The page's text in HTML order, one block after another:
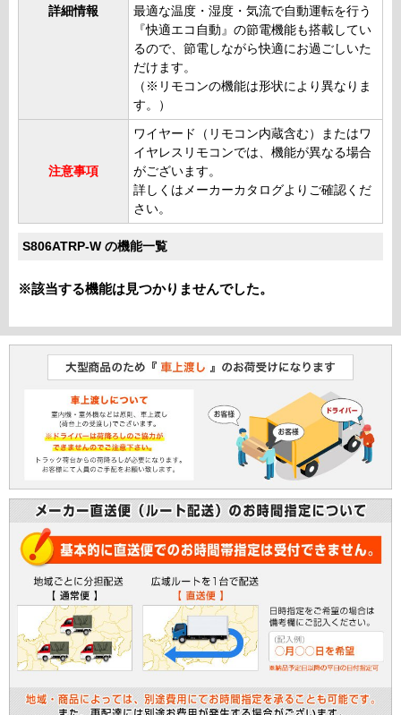
詳細情報
最適な温度・湿度・気流で自動運転を行う
『快適エコ自動』の節電機能も搭載してい
るので、節電しながら快適にお過ごしいた
だけます。
（※リモコンの機能は形状により異なりま
す。）
注意事項
ワイヤード（リモコン内蔵含む）またはワ
イヤレスリモコンでは、機能が異なる場合
がございます。
詳しくはメーカーカタログよりご確認くだ
さい。
S806ATRP-W の機能一覧
※該当する機能は見つかりませんでした。